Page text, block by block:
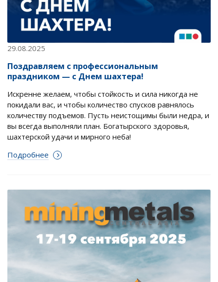
29.08.2025
Поздравляем с профессиональным
праздником — с Днем шахтера!
Искренне желаем, чтобы стойкость и сила никогда не
покидали вас, и чтобы количество спусков равнялось
количеству подъемов. Пусть неистощимы были недра, и
вы всегда выполняли план. Богатырского здоровья,
шахтерской удачи и мирного неба!
Подробнее